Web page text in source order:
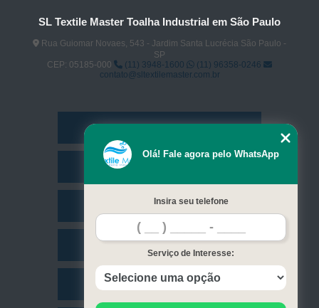
SL Textile Master Toalha Industrial em São Paulo
Rua Guiomar Novaes, 543 - Jardim Santa Lucrécia São Paulo -
SP
CEP: 05185-000
(11) 3948-1600
(11) 96358-0246
contato@sltextilemaster.com.br
Missão
Contato
Olá! Fale agora pelo WhatsApp
Insira seu telefone
Serviço de Interesse: